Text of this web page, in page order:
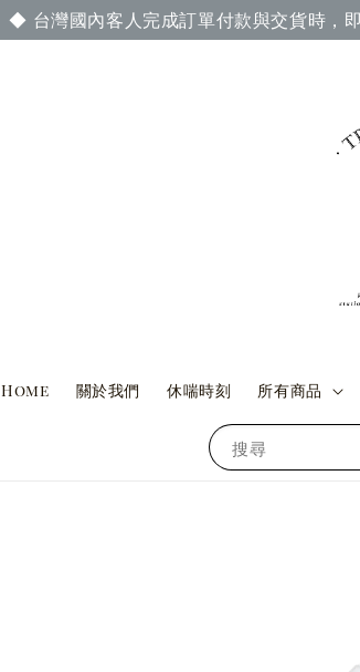
◆ 台灣國內客人完成訂單付款與交貨時，
搜尋
Home 關於我們 休喘時刻 所有商品